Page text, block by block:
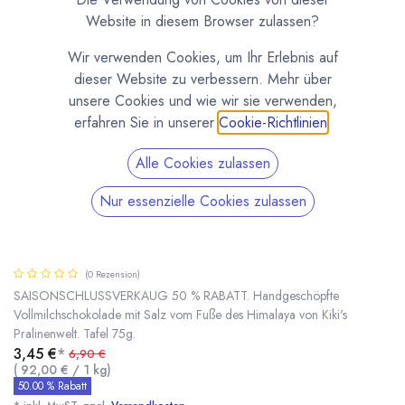
(0 Rezension)
SAISONSCHLUSSVERKAUG 50 % RABATT. Handgeschöpfte
Vollmilchschokolade mit Salz vom Fuße des Himalaya von Kiki's
Pralinenwelt. Tafel 75g.
3,45 €* 6,90€
( 92,00 € / 1 kg)
50.00 % Rabatt
Website in diesem Browser zulassen?
Wir verwenden Cookies, um Ihr Erlebnis auf
dieser Website zu verbessern. Mehr über
unsere Cookies und wie wir sie verwenden,
erfahren Sie in unserer Cookie-Richtlinien
Alle Cookies zulassen
Nur essenzielle Cookies zulassen